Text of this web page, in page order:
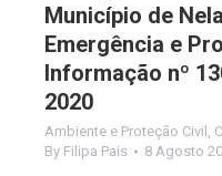
Município de
Emergência e
Informação nº
2020
Ambiente e Proteção Civil
By Filipa Pais 8 Agosto